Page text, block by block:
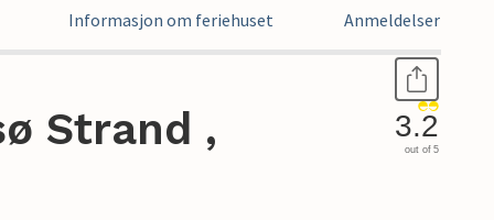
Informasjon om feriehuset Anmeldelser
Strand ,
3.2
out of 5